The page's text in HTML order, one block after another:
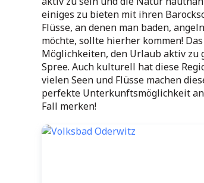
einiges zu bieten mit ihren
Flüsse, an denen man baden,
möchte, sollte hierher kommen!
Möglichkeiten, den Urlaub aktiv zu
Spree. Auch kulturell hat diese
vielen Seen und Flüsse machen
perfekte Unterkunftsmöglichkeit
Fall merken!